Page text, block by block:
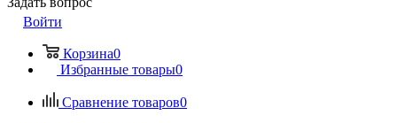
Войти
Корзина0
Избранные товары0
Сравнение товаров0